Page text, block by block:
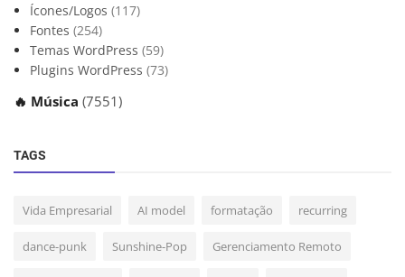
Ícones/Logos (117)
Fontes (254)
Temas WordPress (59)
Plugins WordPress (73)
🔥 Música (7551)
TAGS
Vida Empresarial AI model formatação recurring
dance-punk Sunshine-Pop Gerenciamento Remoto